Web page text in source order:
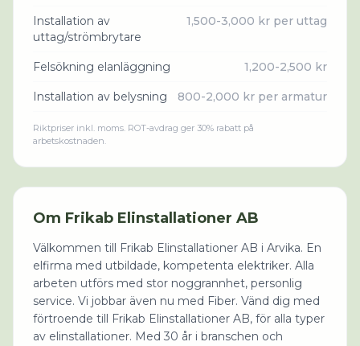
Installation av
uttag/strömbrytare
1,500-3,000 kr per uttag
Felsökning elanläggning 1,200-2,500 kr
Installation av belysning 800-2,000 kr per armatur
Riktpriser inkl. moms. ROT-avdrag ger 30% rabatt på
arbetskostnaden.
Om Frikab Elinstallationer AB
Välkommen till Frikab Elinstallationer AB i Arvika. En
elfirma med utbildade, kompetenta elektriker. Alla
arbeten utförs med stor noggrannhet, personlig
service. Vi jobbar även nu med Fiber. Vänd dig med
förtroende till Frikab Elinstallationer AB, för alla typer
av elinstallationer. Med 30 år i branschen och